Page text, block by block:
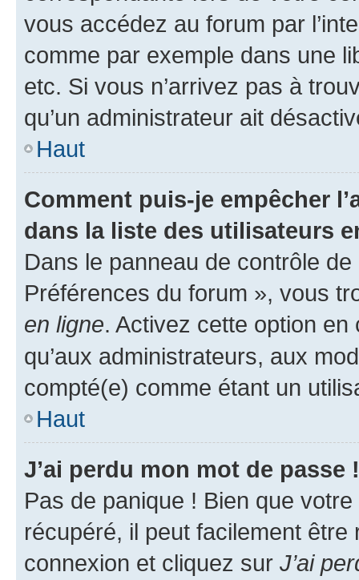
vous accédez au forum par
comme par exemple dans une
etc. Si vous n’arrivez pas à
qu’un administrateur ait
Haut
Comment puis-je empêcher
dans la liste des utilisateurs
Dans le panneau de contrôle
Préférences du forum », vous
en ligne. Activez cette option
qu’aux administrateurs, aux
compté(e) comme étant un
Haut
J’ai perdu mon mot de passe !
Pas de panique ! Bien que
récupéré, il peut facilement
connexion et cliquez sur J’ai